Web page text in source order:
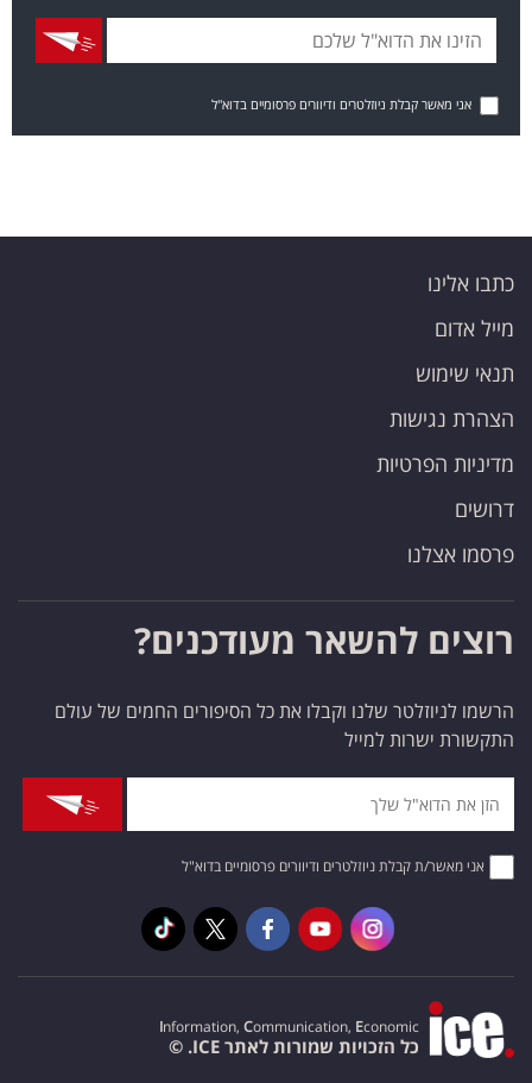
אני מאשר קבלת ניוזלטרים ודיוורים פרסומיים בדוא"ל
כתבו אלינו
מייל אדום
תנאי שימוש
הצהרת נגישות
מדיניות הפרטיות
דרושים
פרסמו אצלנו
רוצים להשאר מעודכנים?
הרשמו לניוזלטר שלנו וקבלו את כל הסיפורים החמים של עולם
התקשורת ישרות למייל
אני מאשר/ת קבלת ניוזלטרים ודיוורים פרסומיים בדוא"ל
Information, Communication, Economic
כל הזכויות שמורות לאתר ICE. ©